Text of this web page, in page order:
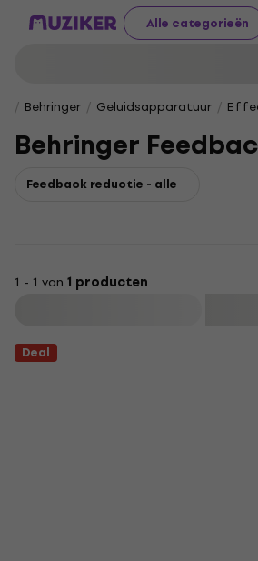
Alle categorieën
Behringer Geluidsapparatuur
Behringer
Feedback reductie - alle
1 - 1 van 1 producten
Deal